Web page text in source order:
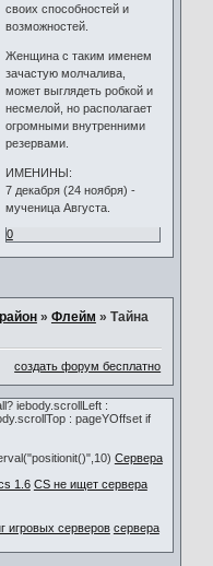
своих способностей и
возможностей.
Женщина с таким именем
зачастую молчалива,
может выглядеть робкой и
несмелой, но располагает
огромными внутренними
резервами.
ИМЕНИНЫ:
7 декабря (24 ноября) -
мученица Августа.
0
» Флейм » Тайна
создать форум бесплатно
iebody.scrollLeft :
: pageYOffset if
Сервера
CS не ищет сервера
сервера